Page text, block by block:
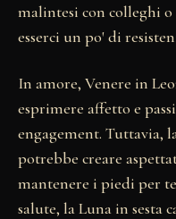
malintesi con colleghi
esserci un po' di
In amore, Venere in
esprimere affetto e
engagement. Tuttavia,
potrebbe creare
mantenere i piedi per
salute, la Luna in sesta